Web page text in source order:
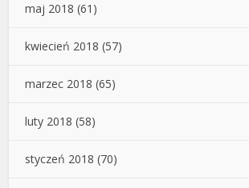
maj 2018 (61)
kwiecień 2018 (57)
marzec 2018 (65)
luty 2018 (58)
styczeń 2018 (70)